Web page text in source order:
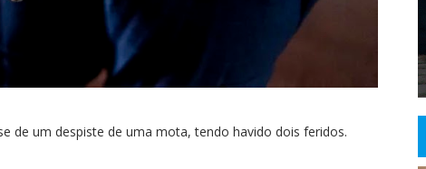
de um despiste de uma mota, tendo havido dois feridos.